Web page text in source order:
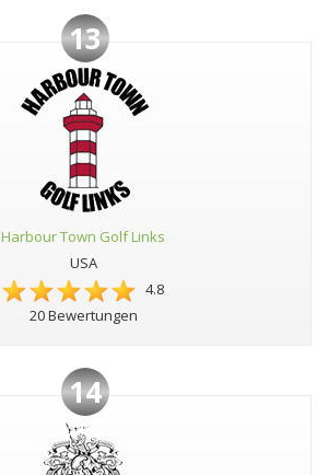
13
Harbour Town Golf Links
USA
4.8
20 Bewertungen
14